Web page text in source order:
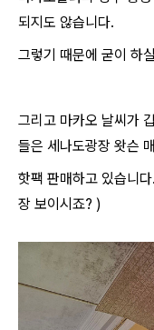
되지도 않습니다.
그렇기 때문에 굳이 하
그리고 마카오 날씨가
들은 세나도광장 왓슨
핫팩 판매하고 있습니
장 보이시죠? )